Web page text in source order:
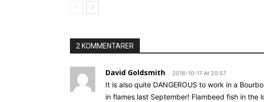
2 KOMMENTARER
David Goldsmith 2016-10-17 At 20:57
It is also quite DANGEROUS to work in a
in flames last September! Flambeed fish in the